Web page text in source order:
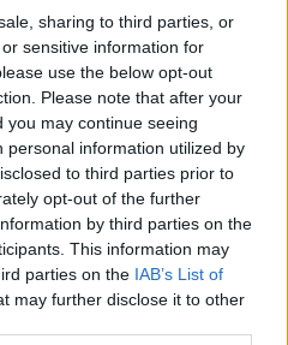
sharing to third parties, or
sensitive information for
use the below opt-out
Please note that after your
may continue seeing
personal information utilized by
to third parties prior to
opt-out of the further
by third parties on the
This information may
parties on the IAB’s List of
may further disclose it to other
Zagallos recebe Mercado de
8 de agosto
2026
João Sequeira torna-
europeu de Jiu-Jitsu
2026
árvores na Costa da Caparica